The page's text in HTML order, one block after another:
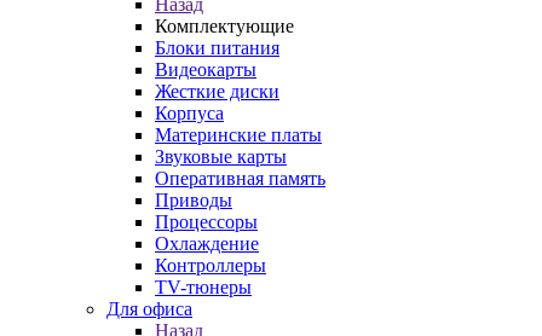
Назад
Комплектующие
Блоки питания
Видеокарты
Жесткие диски
Корпуса
Материнские платы
Звуковые карты
Оперативная память
Приводы
Процессоры
Охлаждение
Контроллеры
TV-тюнеры
Для офиса
Назад